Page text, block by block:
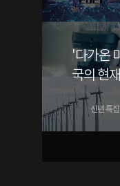
'다가온
국의 현
신년 특